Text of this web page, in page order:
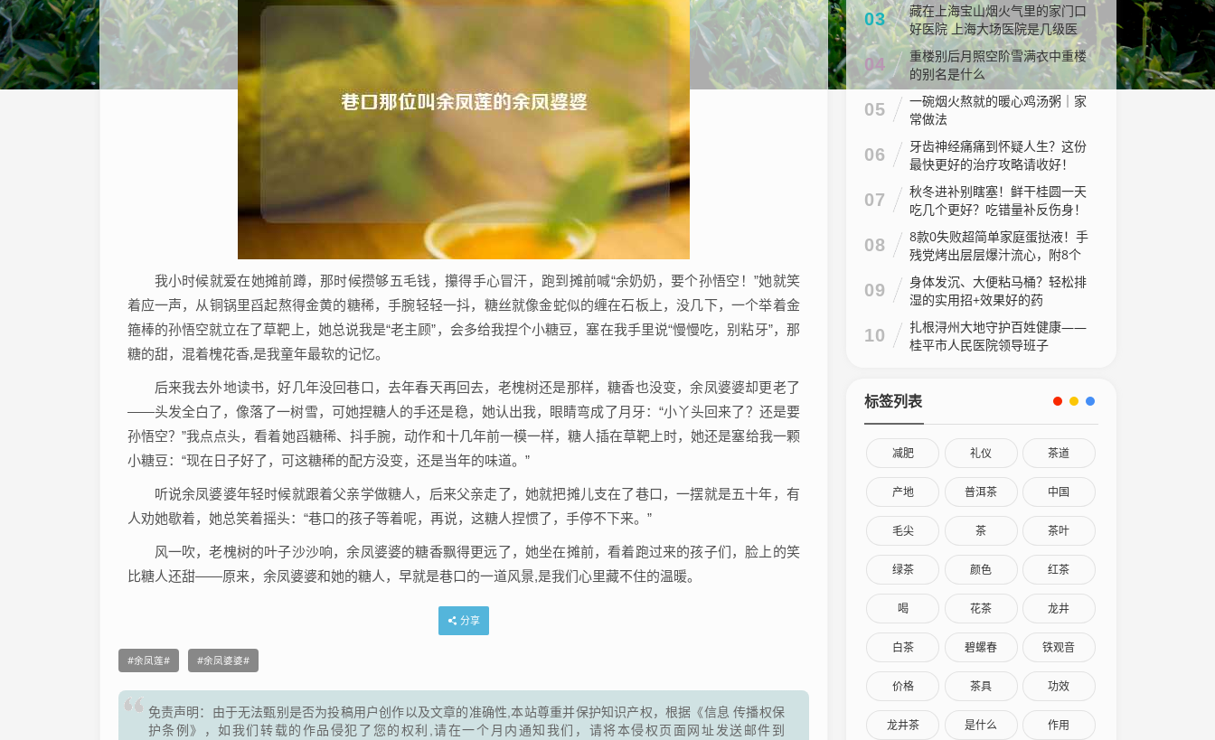
我小时候就爱在她摊前蹲，那时候攒够五毛钱，攥得手心冒汗，跑到摊前喊“余奶奶，要个孙悟空！”她就笑
着应一声，从铜锅里舀起熬得金黄的糖稀，手腕轻轻一抖，糖丝就像金蛇似的缠在石板上，没几下，一个举着金
箍棒的孙悟空就立在了草靶上，她总说我是“老主顾”，会多给我捏个小糖豆，塞在我手里说“慢慢吃，别粘牙”，那
糖的甜，混着槐花香,是我童年最软的记忆。
后来我去外地读书，好几年没回巷口，去年春天再回去，老槐树还是那样，糖香也没变，余凤婆婆却更老了
——头发全白了，像落了一树雪，可她捏糖人的手还是稳，她认出我，眼睛弯成了月牙：“小丫头回来了？还是要
孙悟空？”我点点头，看着她舀糖稀、抖手腕，动作和十几年前一模一样，糖人插在草靶上时，她还是塞给我一颗
小糖豆：“现在日子好了，可这糖稀的配方没变，还是当年的味道。”
听说余凤婆婆年轻时候就跟着父亲学做糖人，后来父亲走了，她就把摊儿支在了巷口，一摆就是五十年，有
人劝她歇着，她总笑着摇头：“巷口的孩子等着呢，再说，这糖人捏惯了，手停不下来。”
风一吹，老槐树的叶子沙沙响，余凤婆婆的糖香飘得更远了，她坐在摊前，看着跑过来的孩子们，脸上的笑
比糖人还甜——原来，余凤婆婆和她的糖人，早就是巷口的一道风景,是我们心里藏不住的温暖。
分享
余凤莲 余凤婆婆
免责声明：由于无法甄别是否为投稿用户创作以及文章的准确性,本站尊重并保护知识产权，根据《信息 传播权保
护条例》，如我们转载的作品侵犯了您的权利,请在一个月内通知我们，请将本侵权页面网址发送邮件到
03
藏在上海宝山烟火气里的家门口
好医院 上海大场医院是几级医
院
04
重楼别后月照空阶雪满衣中重楼
的别名是什么
05
一碗烟火熬就的暖心鸡汤粥｜家
常做法
06
牙齿神经痛痛到怀疑人生？这份
最快更好的治疗攻略请收好！
07
秋冬进补别瞎塞！鲜干桂圆一天
吃几个更好？吃错量补反伤身！
08
8款0失败超简单家庭蛋挞液！手
残党烤出层层爆汁流心，附8个
家庭做法视频
09
身体发沉、大便粘马桶？轻松排
湿的实用招+效果好的药
10
扎根浔州大地守护百姓健康——
桂平市人民医院领导班子
标签列表
减肥 礼仪 茶道
产地 普洱茶 中国
毛尖 茶 茶叶
绿茶 颜色 红茶
喝 花茶 龙井
白茶 碧螺春 铁观音
价格 茶具 功效
龙井茶 是什么 作用